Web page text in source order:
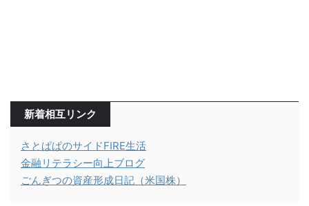
新着相互リンク
さとぱぱのサイドFIRE生活
金融リテラシー向上ブログ
ごんぎつの資産形成日記（米国株）